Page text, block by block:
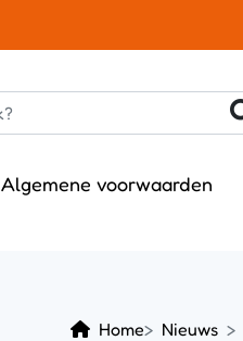
Algemene voorwaarden
Home Nieuws